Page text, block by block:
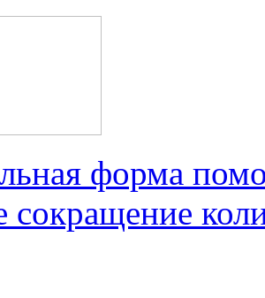
форма
сокращение